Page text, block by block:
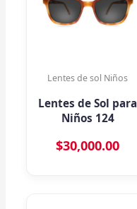
Lentes de sol Niños
Lentes de Sol para
Niños 124
$30,000.00